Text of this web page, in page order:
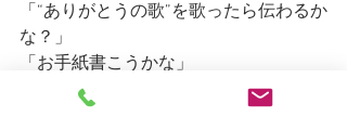
「“ありがとうの歌”を歌ったら伝わるか
な？」
「お手紙書こうかな」
「好きなものを聞いて箱で作ってあげ